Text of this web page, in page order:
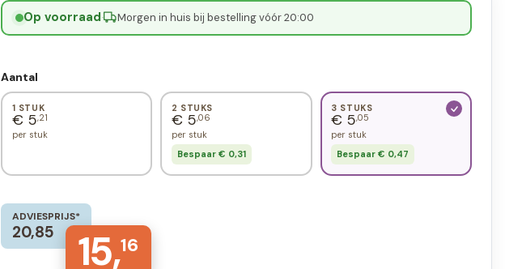
Op voorraad· Morgen in huis bij bestelling vóór 20:00
Aantal
1 STUK
€ 5,21
per stuk
2 STUKS
€ 5,06
per stuk
Bespaar € 0,31
3 STUKS
€ 5,05
per stuk
Bespaar € 0,47
ADVIESPRIJS*
20,85 15,16